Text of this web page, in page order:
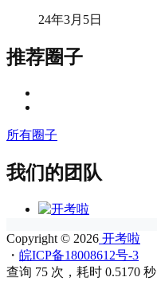
24年3月5日
推荐圈子
所有圈子
我们的团队
Copyright © 2026 开考啦
・ 皖ICP备18008612号-3
查询 75 次，耗时 0.5170 秒